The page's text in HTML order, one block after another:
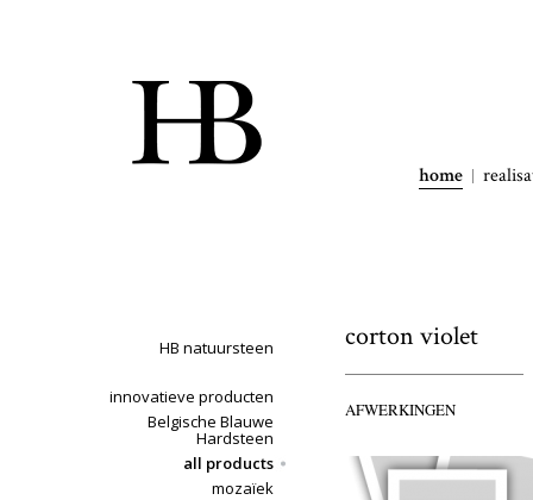
home
HB natuursteen
innovatieve producten
Belgische Blauwe
Hardsteen
all products
mozaïek
corton violet
AFWERKINGEN